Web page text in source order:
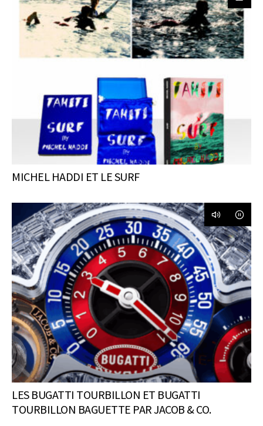
MICHEL HADDI ET LE SURF
LES BUGATTI TOURBILLON ET BUGATTI
TOURBILLON BAGUETTE PAR JACOB & CO.